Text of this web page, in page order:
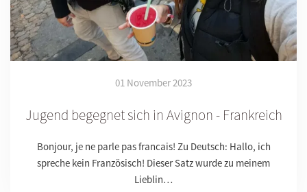
01 November 2023
Jugend begegnet sich in Avignon - Frankreich
Bonjour, je ne parle pas francais! Zu Deutsch: Hallo, ich
spreche kein Französisch! Dieser Satz wurde zu meinem
Lieblin…